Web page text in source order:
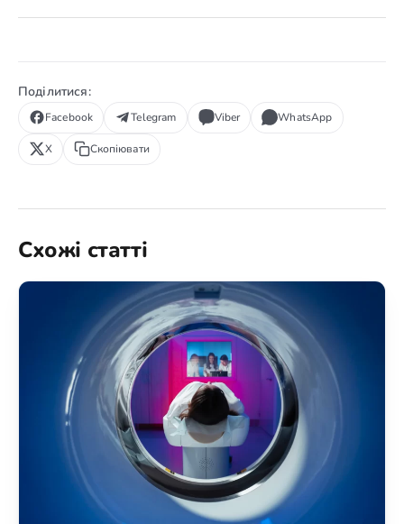
Поділитися:
Facebook Telegram Viber WhatsApp
X Скопіювати
Схожі статті